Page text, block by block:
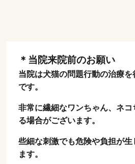
＊当院来院前のお願い
当院は犬猫の問題行動の治療
です。
非常に繊細なワンちゃん、ネ
る場合がございます。
些細な刺激でも危険や負担が
ます。